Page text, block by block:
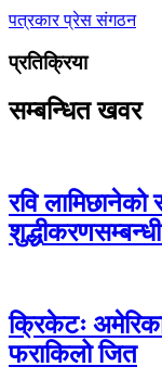
पत्रकारप्रेस संगठन
प्रतिक्रिया
सम्बन्धित खवर
रवि
शुद्धीकरणसम्बन्धी
क्रिकेटः
फराकिलो जित